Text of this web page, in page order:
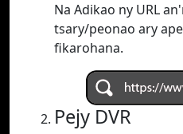
Na Adikao ny URL
tsary/peonao ary
fikarohana.
Pejy DVR